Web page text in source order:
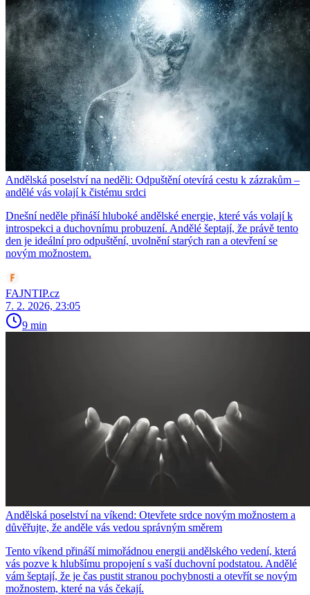
Andělská poselství na neděli: Odpuštění otevírá cestu k zázrakům –
andělé vás volají k čistému srdci
Dnešní neděle přináší hluboké andělské energie, které vás volají k
introspekci a duchovnímu probuzení. Andělé šeptají, že právě tento
den je ideální pro odpuštění, uvolnění starých ran a otevření se
novým možnostem.
FAJNTIP.cz
7. 2. 2026, 23:05
9 min
Andělská poselství na víkend: Otevřete srdce novým možnostem a
důvěřujte, že anděle vás vedou správným směrem
Tento víkend přináší mimořádnou energii andělského vedení, která
vás pozve k hlubšímu propojení s vaší duchovní podstatou. Andělé
vám šeptají, že je čas pustit stranou pochybnosti a otevřít se novým
možnostem, které na vás čekají.